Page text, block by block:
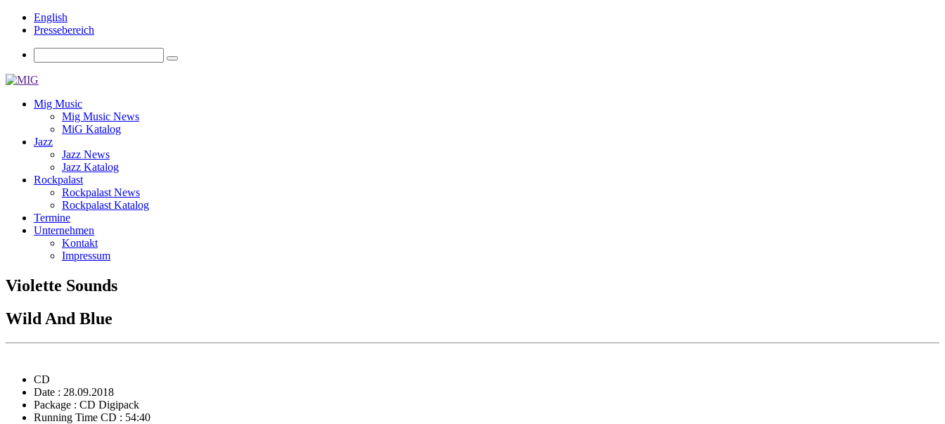
English
Pressebereich
Mig Music
Mig Music News
MiG Katalog
Jazz
Jazz News
Jazz Katalog
Rockpalast
Rockpalast News
Rockpalast Katalog
Termine
Unternehmen
Kontakt
Impressum
Violette Sounds
Wild And Blue
CD
Date : 28.09.2018
Package : CD Digipack
Running Time CD : 54:40